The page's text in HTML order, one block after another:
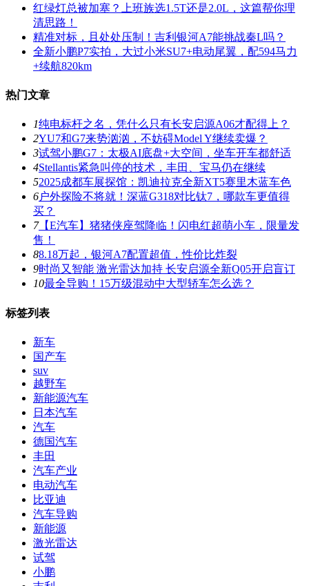
红绿灯总被加塞？上班族选1.5T还是2.0L，这篇帮你理
清思路！
精准对标，且处处压制！吉利银河A7能挑战秦L吗？
全新小鹏P7实拍，大过小米SU7+电动尾翼，配594马力
+续航820km
热门文章
1纯电标杆之名，凭什么只有长安启源A06才配得上？
2YU7和G7来势汹汹，不妨碍Model Y继续卖爆？
3试驾小鹏G7：太极AI底盘+大空间，坐车开车都舒适
4Stellantis紧急叫停的技术，丰田、宝马仍在继续
52025成都车展探馆：凯迪拉克全新XT5赛里木蓝车色
6户外探险不将就！深蓝G318对比钛7，哪款车更值得
买？
7【E汽车】猪猪侠座驾降临！闪电红超萌小车，限量发
售！
88.18万起，银河A7配置超值，性价比炸裂
9时尚又智能 激光雷达加持 长安启源全新Q05开启盲订
10最全导购！15万级混动中大型轿车怎么选？
标签列表
新车
国产车
suv
越野车
新能源汽车
日本汽车
汽车
德国汽车
丰田
汽车产业
电动汽车
比亚迪
汽车导购
新能源
激光雷达
试驾
小鹏